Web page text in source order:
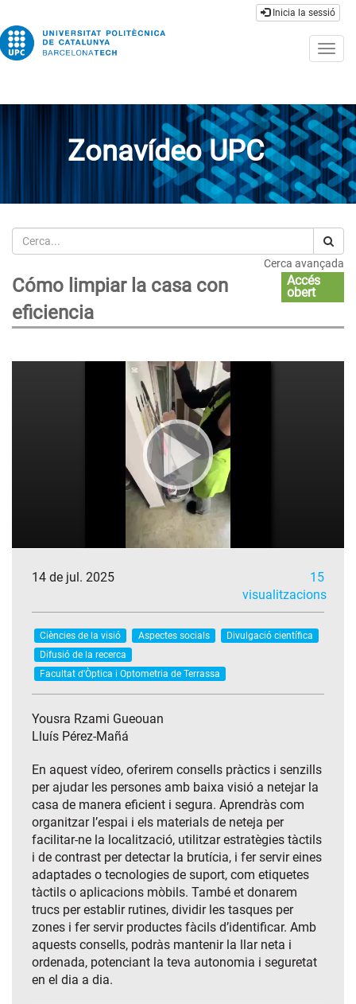
Inicia la sessió
Zonavídeo UPC
Cerca
Cerca avançada
Cómo limpiar la casa con
eficiencia
Accés
obert
14 de jul. 2025
15
visualitzacions
Ciències de la visió Aspectes socials
Divulgació científica
Difusió de la recerca
Facultat d'Òptica i Optometria de Terrassa
Yousra Rzami Gueouan
Lluís Pérez-Mañá
En aquest vídeo, oferirem consells pràctics i senzills
per ajudar les persones amb baixa visió a netejar la
casa de manera eficient i segura. Aprendràs com
organitzar l’espai i els materials de neteja per
facilitar-ne la localització, utilitzar estratègies tàctils
i de contrast per detectar la brutícia, i fer servir eines
adaptades o tecnologies de suport, com etiquetes
tàctils o aplicacions mòbils. També et donarem
trucs per establir rutines, dividir les tasques per
zones i fer servir productes fàcils d’identificar. Amb
aquests consells, podràs mantenir la llar neta i
ordenada, potenciant la teva autonomia i seguretat
en el dia a dia.